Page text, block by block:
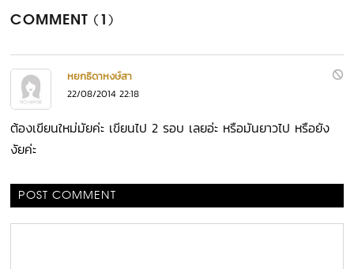
COMMENT (1)
หยกธิดาหงษ์สา
22/08/2014 22:18
ต้องเขียนใหม่มัยค่ะ เขียนไป 2 รอบ เลยอ่ะ หรือมันยาวไป หรือยัง
งัยค่ะ
POST COMMENT